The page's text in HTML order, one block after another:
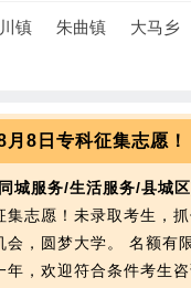
镇 朱曲镇 大马乡
月8日专科征集志愿！
城服务/生活服务/县城
集志愿！未录取考生，
会，圆梦大学。 名额有
年，欢迎符合条件考生